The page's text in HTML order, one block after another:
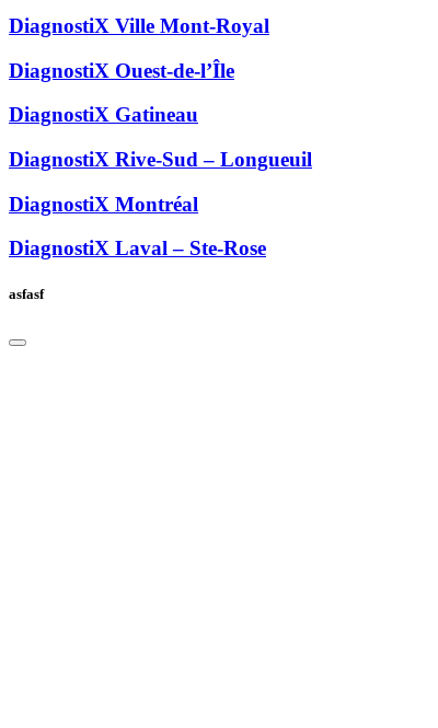
DiagnostiX Ville Mont-Royal
DiagnostiX Ouest-de-l’Île
DiagnostiX Gatineau
DiagnostiX Rive-Sud – Longueuil
DiagnostiX Montréal
DiagnostiX Laval – Ste-Rose
asfasf